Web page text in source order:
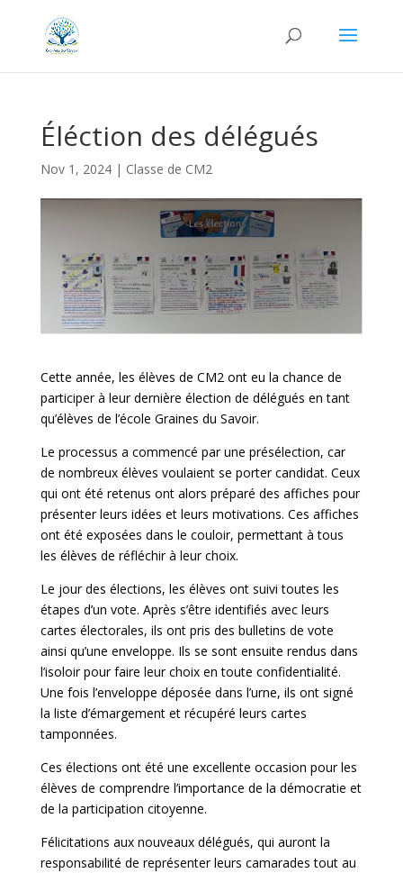
Éléction des délégués
Nov 1, 2024| Classe de CM2
Cette année, les élèves de CM2 ont eu la chance de
participer à leur dernière élection de délégués en tant
qu’élèves de l’école Graines du Savoir.
Le processus a commencé par une présélection, car
de nombreux élèves voulaient se porter candidat. Ceux
qui ont été retenus ont alors préparé des affiches pour
présenter leurs idées et leurs motivations. Ces affiches
ont été exposées dans le couloir, permettant à tous
les élèves de réfléchir à leur choix.
Le jour des élections, les élèves ont suivi toutes les
étapes d’un vote. Après s’être identifiés avec leurs
cartes électorales, ils ont pris des bulletins de vote
ainsi qu’une enveloppe. Ils se sont ensuite rendus dans
l’isoloir pour faire leur choix en toute confidentialité.
Une fois l’enveloppe déposée dans l’urne, ils ont signé
la liste d’émargement et récupéré leurs cartes
tamponnées.
Ces élections ont été une excellente occasion pour les
élèves de comprendre l’importance de la démocratie et
de la participation citoyenne.
Félicitations aux nouveaux délégués, qui auront la
responsabilité de représenter leurs camarades tout au